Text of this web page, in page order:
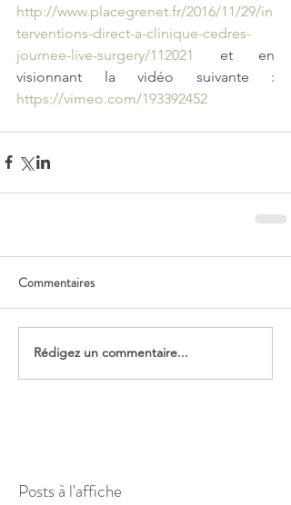
http://www.placegrenet.fr/2016/11/29/in
terventions-direct-a-clinique-cedres-
journee-live-surgery/112021
et en
https://vimeo.com/193392452
Commentaires
Rédigez un commentaire...
Posts à l'affiche